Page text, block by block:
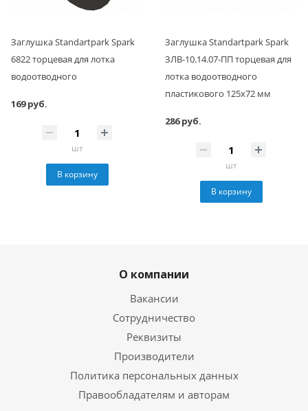
Заглушка Standartpark Spark
6822 торцевая для лотка
водоотводного
169 руб.
шт
В корзину
Заглушка Standartpark Spark
ЗЛВ-10.14.07-ПП торцевая для
лотка водоотводного
пластикового 125х72 мм
286 руб.
шт
В корзину
О компании
Вакансии
Сотрудничество
Реквизиты
Производители
Политика персональных данных
Правообладателям и авторам